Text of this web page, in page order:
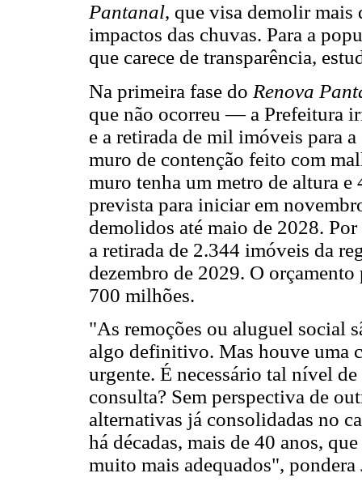
Pantanal, que visa demolir mais
impactos das chuvas. Para a
que carece de transparência,
Na primeira fase do Renova
que não ocorreu — a Prefeitura
e a retirada de mil imóveis para
muro de contenção feito com
muro tenha um metro de altura e
prevista para iniciar em
demolidos até maio de 2028.
a retirada de 2.344 imóveis da
dezembro de 2029. O
700 milhões.
"As remoções ou aluguel social
algo definitivo. Mas houve uma
urgente. É necessário tal nível
consulta? Sem perspectiva de
alternativas já consolidadas no
há décadas, mais de 40 anos,
muito mais adequados", pondera